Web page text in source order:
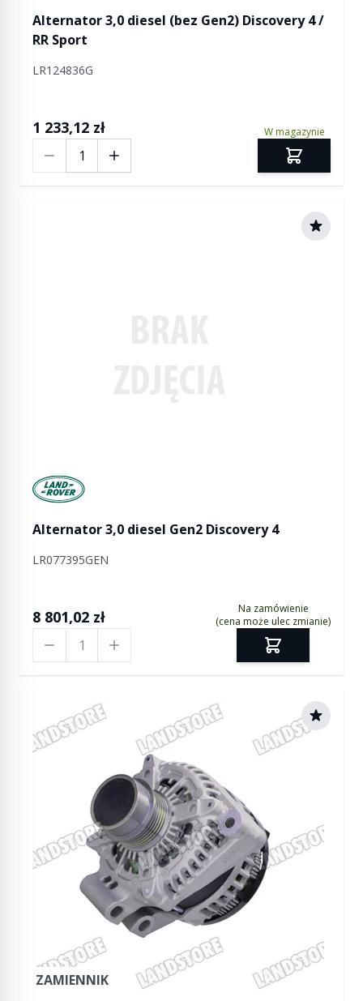
Alternator 3,0 diesel (bez Gen2) Discovery 4 /
RR Sport
LR124836G
1 233,12 zł W magazynie
Manufactured by Land rover
Alternator 3,0 diesel Gen2 Discovery 4
LR077395GEN
8 801,02 zł
Na zamówienie
(cena może ulec zmianie)
ZAMIENNIK